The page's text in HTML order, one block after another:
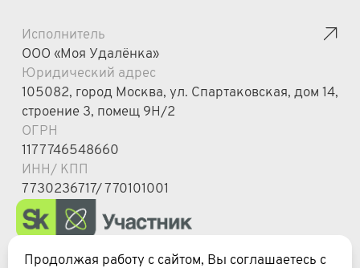
Исполнитель
ООО «Моя Удалёнка»
Юридический адрес
105082, город Москва, ул. Спартаковская, дом 14,
строение 3, помещ 9Н/2
ОГРН
1177746548660
ИНН/ КПП
7730236717/ 770101001
Продолжая работу с сайтом, Вы соглашаетесь с